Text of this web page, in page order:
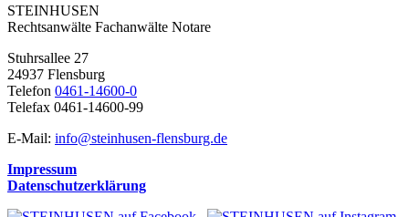
STEINHUSEN
Rechtsanwälte Fachanwälte Notare
Stuhrsallee 27
24937 Flensburg
Telefon 0461-14600-0
Telefax 0461-14600-99
E-Mail: info@steinhusen-flensburg.de
Impressum
Datenschutzerklärung